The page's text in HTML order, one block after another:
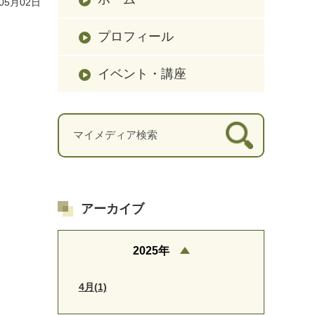
月02日
プロフィール
イベント・講座
アーカイブ
2025年
4月(1)